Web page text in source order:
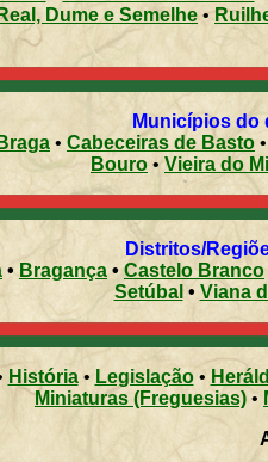
Real, Dume e Semelhe•
Municípios do
Braga • Cabeceiras de Basto •
Bouro •Vieira do
• Bragança •Castelo Branco
Setúbal • Viana
História • Legislação •
Miniaturas (Freguesias) •